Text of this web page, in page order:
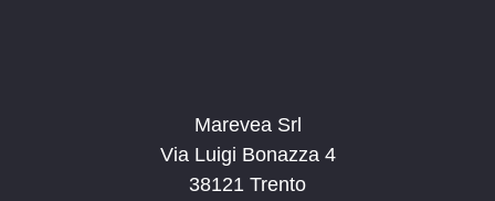
Marevea Srl
Via Luigi Bonazza 4
38121 Trento